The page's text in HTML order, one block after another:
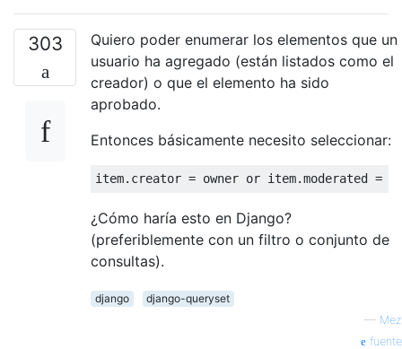
303
Quiero poder enumerar los elementos que un
usuario ha agregado (están listados como el
creador) o que el elemento ha sido
aprobado.
Entonces básicamente necesito seleccionar:
item. creator = owner or item.moderated =
¿Cómo haría esto en Django?
(preferiblemente con un filtro o conjunto de
consultas).
django
django-queryset
— Mez
fuente